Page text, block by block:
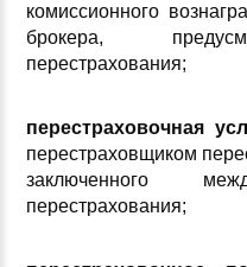
комиссионного
брокера,
перестрахования;
перестраховочная
перестраховщиком
заключенного
перестрахования;